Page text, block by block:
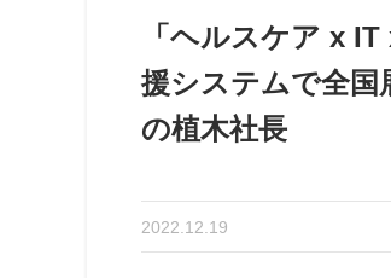
「ヘルスケア x
援システムで全国
の植木社長
2022.12.19